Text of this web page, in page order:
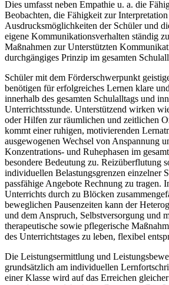
Dies umfasst neben Empathie u. a. die
Beobachten, die Fähigkeit zur
Ausdrucksmöglichkeiten der Schüler und
eigene Kommunikationsverhalten ständig
Maßnahmen zur Unterstützten
durchgängiges Prinzip im gesamten
Schüler mit dem Förderschwerpunkt
benötigen für erfolgreiches Lernen klare
innerhalb des gesamten Schulalltags und
Unterrichtsstunde. Unterstützend wirken
oder Hilfen zur räumlichen und zeitlichen
kommt einer ruhigen, motivierenden
ausgewogenen Wechsel von Anspannung
Konzentrations- und Ruhephasen im
besondere Bedeutung zu. Reizüberflutung
individuellen Belastungsgrenzen einzelner
passfähige Angebote Rechnung zu tragen.
Unterrichts durch zu Blöcken
beweglichen Pausenzeiten kann der
und dem Anspruch, Selbstversorgung und
therapeutische sowie pflegerische
des Unterrichtstages zu leben, flexibel
Die Leistungsermittlung und
grundsätzlich am individuellen
einer Klasse wird auf das Erreichen